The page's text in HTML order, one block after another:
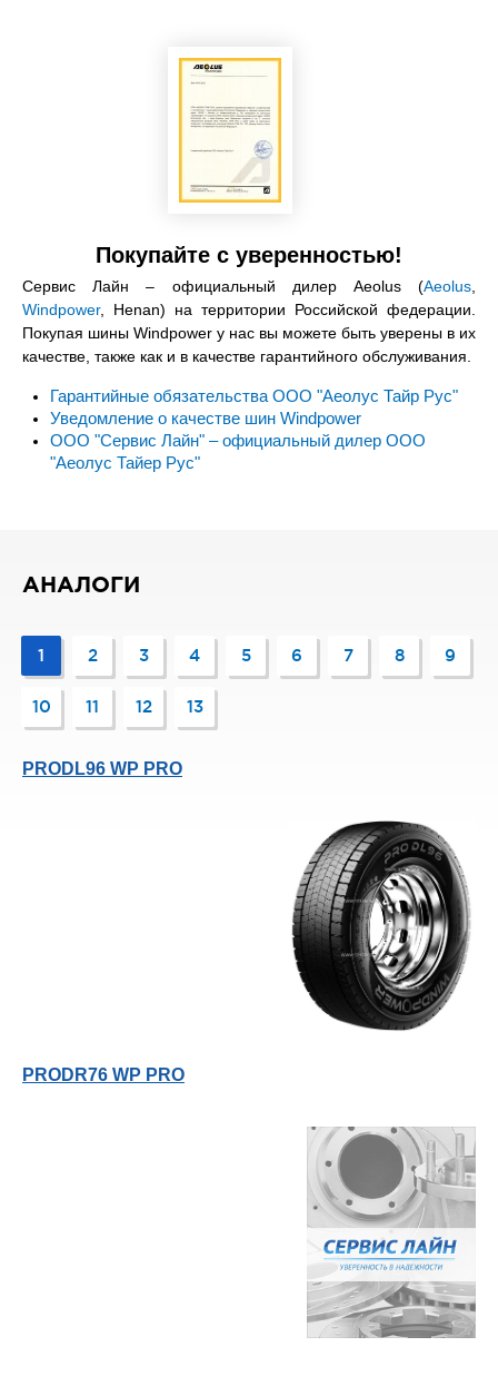
Покупайте с уверенностью!
Сервис Лайн – официальный дилер Aeolus (Aeolus
Windpower, Henan) на территории Российской федерации.
Покупая шины Windpower у нас вы можете быть уверены в их
качестве, также как и в качестве гарантийного обслуживания.
Гарантийные обязательства ООО "Аеолус Тайр Рус"
Уведомление о качестве шин Windpower
ООО "Сервис Лайн" – официальный дилер ООО
"Аеолус Тайер Рус"
АНАЛОГИ
1 2 3 4 5 6 7 8 9
10 11 12 13
PRODL96 WP PRO
PRODR76 WP PRO